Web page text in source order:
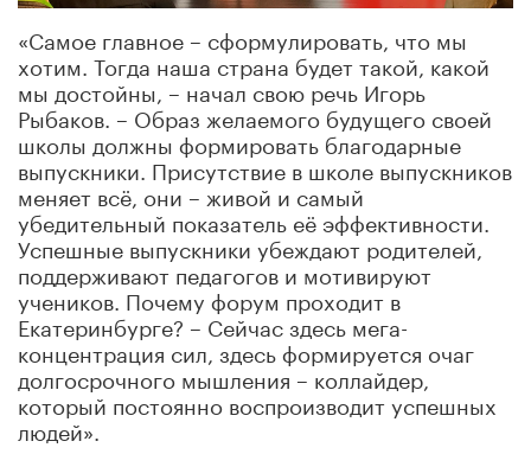
«Самое главное – сформулировать, что мы
хотим. Тогда наша страна будет такой, какой
мы достойны, – начал свою речь Игорь
Рыбаков. – Образ желаемого будущего своей
школы должны формировать благодарные
выпускники. Присутствие в школе выпускников
меняет всё, они – живой и самый
убедительный показатель её эффективности.
Успешные выпускники убеждают родителей,
поддерживают педагогов и мотивируют
учеников. Почему форум проходит в
Екатеринбурге? – Сейчас здесь мега-
концентрация сил, здесь формируется очаг
долгосрочного мышления – коллайдер,
который постоянно воспроизводит успешных
людей».